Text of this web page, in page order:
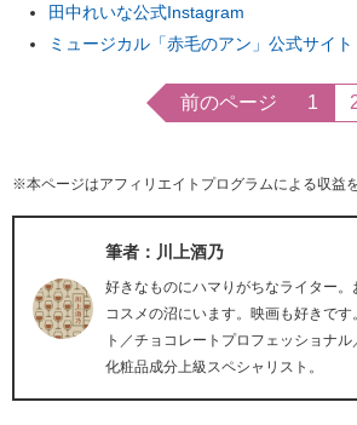
田中れいな公式Instagram
ミュージカル「赤毛のアン」公式サイト
前のページ 1
※本ページはアフィリエイトプログラムによる収益
筆者：川上酒乃
好きなものにハマりがちなライター。
コスメの沼にいます。映画も好きで
ト／チョコレートプロフェッショナ
化粧品成分上級スペシャリスト。